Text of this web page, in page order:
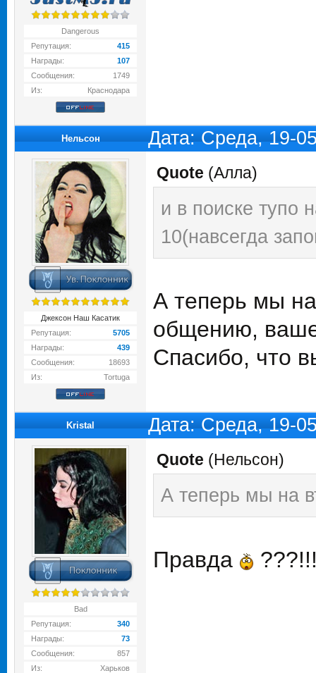
Dangerous
Репутация:
415
Награды:
107
Сообщения:
1749
Из:
Краснодара
Нельсон Дата: Среда, 19-
Джексон Наш Касатик
Репутация:
5705
Награды:
439
Сообщения:
18693
Из:
Tortuga
Quote (Алла)
и в поиске тупо
10(навсегда
А теперь мы
общению,
Спасибо, что
Kristal Дата: Среда, 19-
Bad
Репутация:
340
Награды:
73
Сообщения:
857
Из:
Харьков
Quote (Нельсон)
А теперь мы на
Правда